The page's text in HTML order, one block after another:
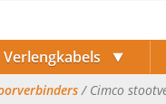
Verlengkabels ⯆
/ Cimco